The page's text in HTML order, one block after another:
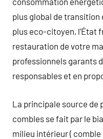
plus global de
plus eco-citoyen, l’État
restauration de votre
professionnels garants
responsables et en
La principale source de
combles se fait par le
milieu intérieur ( comble